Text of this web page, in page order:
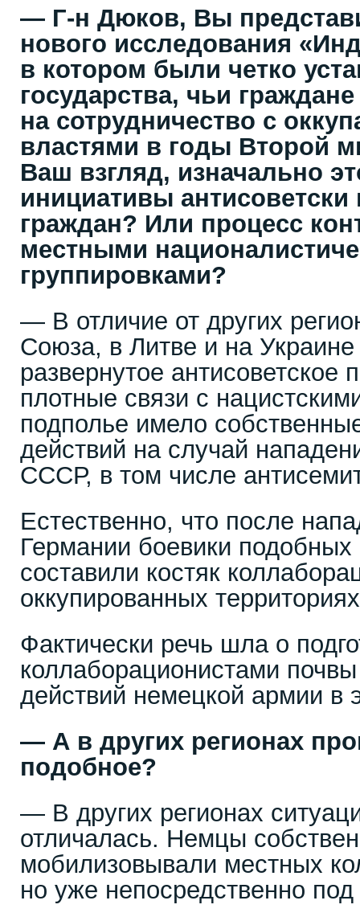
— Г-н Дюков, Вы
нового исследования
в котором были четко
государства, чьи
на сотрудничество с
властями в годы Второй
Ваш взгляд, изначально
инициативы
граждан? Или процесс
местными
группировками?
— В отличие от других
Союза, в Литве и на
развернутое
плотные связи с
подполье имело
действий на случай
СССР, в том числе
Естественно, что после
Германии боевики подобных
составили костяк
оккупированных
Фактически речь шла о
коллаборационистами
действий немецкой армии в
— А в других регионах
подобное?
— В других регионах
отличалась. Немцы
мобилизовывали местных
но уже непосредственно